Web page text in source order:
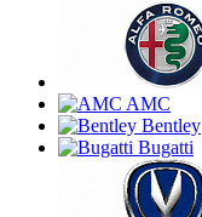
AMC
Bentley
Bugatti